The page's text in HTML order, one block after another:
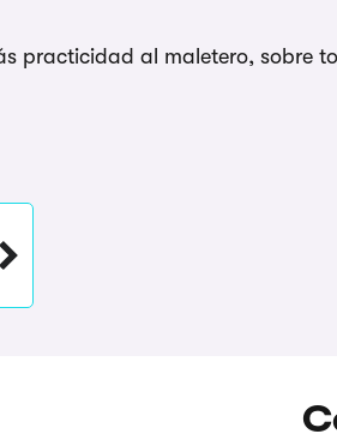
practicidad al maletero, sobre